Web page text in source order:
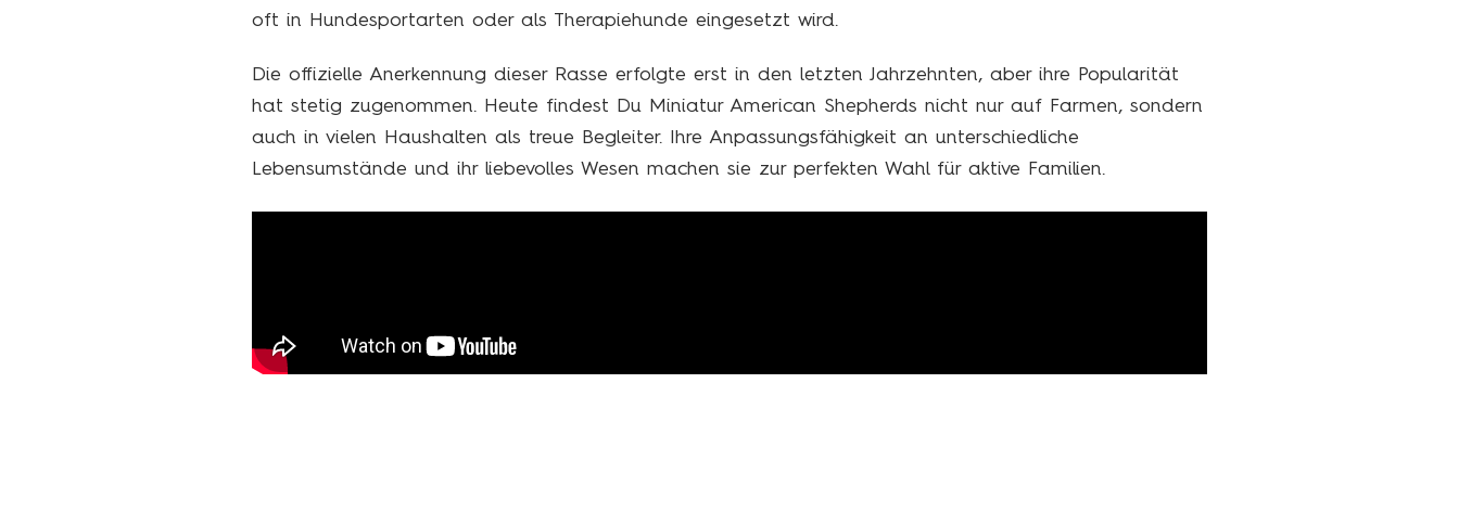
oft in Hundesportarten oder als Therapiehunde eingesetzt wird.
Die offizielle Anerkennung dieser Rasse erfolgte erst in den letzten Jahrzehnten, aber ihre Popularität
hat stetig zugenommen. Heute findest Du Miniatur American Shepherds nicht nur auf Farmen, sondern
auch in vielen Haushalten als treue Begleiter. Ihre Anpassungsfähigkeit an unterschiedliche
Lebensumstände und ihr liebevolles Wesen machen sie zur perfekten Wahl für aktive Familien.